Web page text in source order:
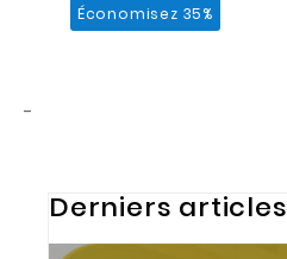
Économisez 35%
-
Derniers articles